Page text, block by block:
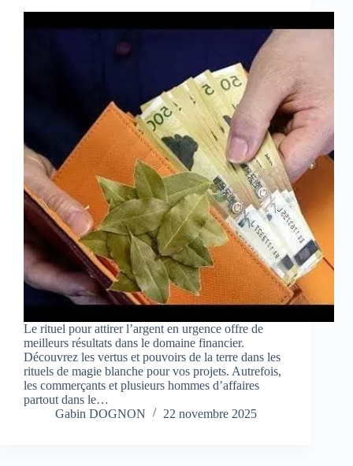
Le rituel pour attirer l’argent en urgence offre de
meilleurs résultats dans le domaine financier.
Découvrez les vertus et pouvoirs de la terre dans les
rituels de magie blanche pour vos projets. Autrefois,
les commerçants et plusieurs hommes d’affaires
partout dans le…
Gabin DOGNON
22 novembre 2025